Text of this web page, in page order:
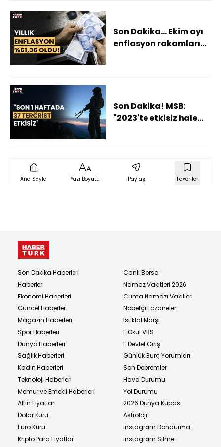
Son Dakika... Ekim ayı
enflasyon rakamları
Son Dakika! MSB:
"2023'te etkisiz hale
Ana Sayfa Yazı Boyutu Paylaş Favoriler
Son Dakika Haberleri
Haberler
Ekonomi Haberleri
Güncel Haberler
Magazin Haberleri
Spor Haberleri
Dünya Haberleri
Sağlık Haberleri
Kadın Haberleri
Teknoloji Haberleri
Memur ve Emekli Haberleri
Altın Fiyatları
Dolar Kuru
Euro Kuru
Kripto Para Fiyatları
Canlı Borsa
Namaz Vakitleri 2026
Cuma Namazı Vakitleri
Nöbetçi Eczaneler
İstiklal Marşı
E Okul VBS
E Devlet Giriş
Günlük Burç Yorumları
Son Depremler
Hava Durumu
Yol Durumu
2026 Dünya Kupası
Astroloji
Instagram Dondurma
Instagram Silme